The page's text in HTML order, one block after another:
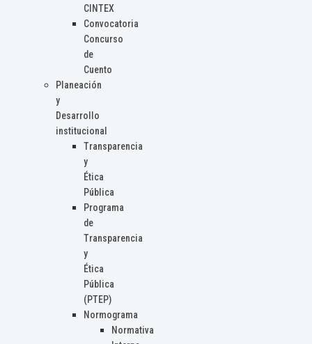
CINTEX
Convocatoria
Concurso
de
Cuento
Planeación
y
Desarrollo
institucional
Transparencia
y
Ética
Pública
Programa
de
Transparencia
y
Ética
Pública
(PTEP)
Normograma
Normativa